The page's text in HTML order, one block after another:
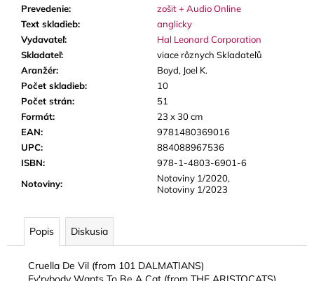
Prevedenie:
zošit + Audio Online
Text skladieb:
anglicky
Vydavateľ:
Hal Leonard Corporation
Skladateľ:
viace rôznych Skladateľů
Aranžér:
Boyd, Joel K.
Počet skladieb:
10
Počet strán:
51
Formát:
23 x 30 cm
EAN:
9781480369016
UPC:
884088967536
ISBN:
978-1-4803-6901-6
Notoviny:
Notoviny 1/2020,
Notoviny 1/2023
Popis Diskusia
Cruella De Vil (from 101 DALMATIANS)